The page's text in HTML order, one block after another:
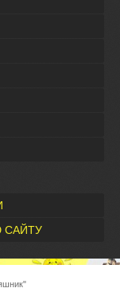
САЙТУ